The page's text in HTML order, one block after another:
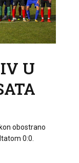
U
obostrano
0:0.